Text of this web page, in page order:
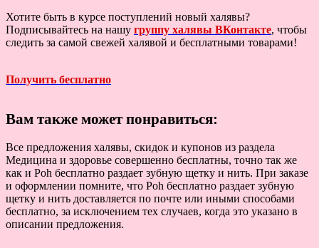
Хотите быть в курсе поступлений новый халявы?
Подписывайтесь на нашу группу халявы ВКонтакте, чтобы
следить за самой свежей халявой и бесплатными товарами!
Получить бесплатно
Вам также может понравиться:
Все предложения халявы, скидок и купонов из раздела
Медицина и здоровье совершенно бесплатны, точно так же
как и Poh бесплатно раздает зубную щетку и нить. При заказе
и оформлении помните, что Poh бесплатно раздает зубную
щетку и нить доставляется по почте или иными способами
бесплатно, за исключением тех случаев, когда это указано в
описании предложения.